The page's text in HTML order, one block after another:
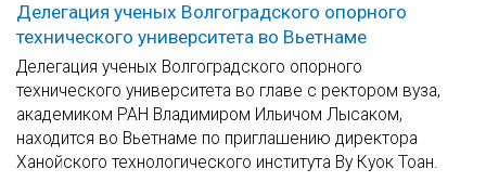
Делегация ученых Волгоградского опорного
технического университета во Вьетнаме
Делегация ученых Волгоградского опорного
технического университета во главе с ректором вуза,
академиком РАН Владимиром Ильичом Лысаком,
находится во Вьетнаме по приглашению директора
Ханойского технологического института Ву Куок Тоан.